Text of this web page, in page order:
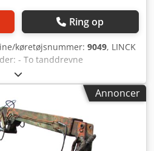
Ring op
køretøjsnummer: 9049, LINCK
- To tanddrevne
elektrisk (to separate motorer)
(SEW 5,5 kW motor) - Stor
KDI-125-0250-A-PPV-M, fra
Crsdpfx Ahszrxfye Aof
Annoncer